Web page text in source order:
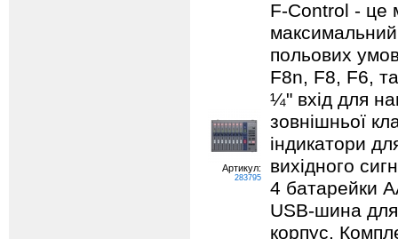
Артикул:
283795
F-Control - це
максимальний
польових
F8n, F8, F6,
¼" вхід для
зовнішньої
індикатори
вихідного
4 батарейки
USB-шина
корпус.